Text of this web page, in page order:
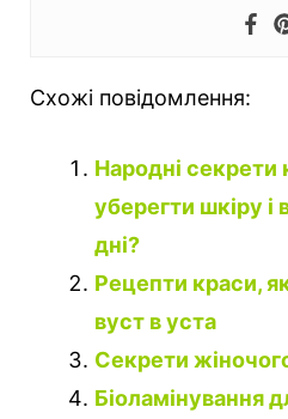
Схожі повідомлення:
Народні секрети
уберегти шкіру і
дні?
Рецепти краси,
вуст в уста
Секрети
Біоламінування